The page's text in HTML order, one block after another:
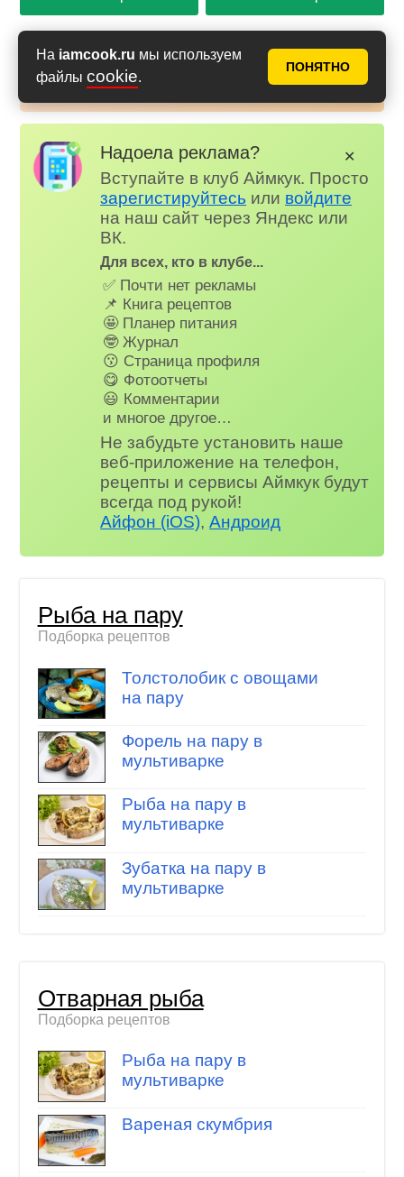
На iamcook.ru мы используем
файлы cookie.
ПОНЯТНО
Аймкук в Макс
Новые рецепты и кулинарные идеи каждый день в
Надоела реклама?
Вступайте в клуб Аймкук. Просто
зарегистируйтесь или войдите
на наш сайт через Яндекс или
ВК.
Для всех, кто в клубе...
✅ Почти нет рекламы
📌 Книга рецептов
🤩 Планер питания
🤓 Журнал
😗 Страница профиля
😋 Фотоотчеты
😃 Комментарии
и многое другое…
Не забудьте установить наше
веб-приложение на телефон,
рецепты и сервисы Аймкук будут
всегда под рукой!
Айфон (iOS),Андроид
✕
Рыба на пару
Подборка рецептов
Толстолобик с овощами
на пару
Форель на пару в
мультиварке
Рыба на пару в
мультиварке
Зубатка на пару в
мультиварке
Отварная рыба
Подборка рецептов
Рыба на пару в
мультиварке
Вареная скумбрия